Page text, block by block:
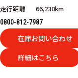
走行距離
66,230km
0800-812-7987
在庫お問い合わせ
詳細はこちら